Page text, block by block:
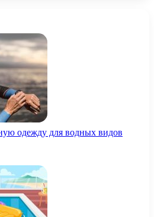
одежду для водных видов